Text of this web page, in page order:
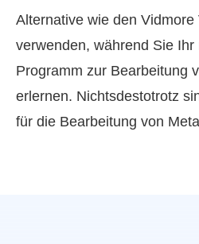
Alternative wie den
verwenden, während Sie
Programm zur Bearbeitung
erlernen. Nichtsdestotrotz
für die Bearbeitung von